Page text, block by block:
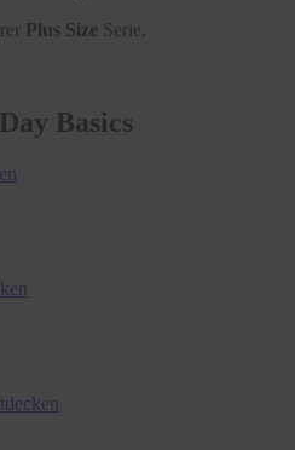
Plus Size Serie.
Basics